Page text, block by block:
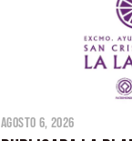
agosto 6, 2026